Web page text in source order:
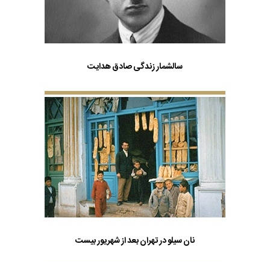
سالشمار زندگی صادق هدایت
نان سیلو در تهران بعد از شهریور بیست